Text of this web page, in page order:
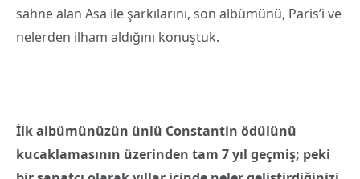
sahne alan Asa ile şarkılarını, son albümünü, Paris’i ve
nelerden ilham aldığını konuştuk.
İlk albümünüzün ünlü Constantin ödülünü
kucaklamasının üzerinden tam 7 yıl geçmiş; peki